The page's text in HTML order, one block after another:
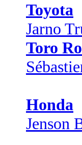
Toyota
Jarno
Toro
Honda
Jenson